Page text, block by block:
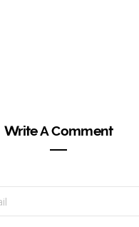
Write A Comment